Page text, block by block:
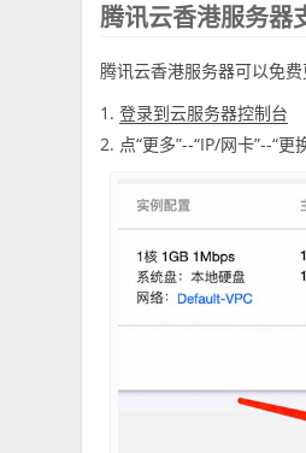
腾讯云香港服务器
腾讯云香港服务器可以免
1.登录到云服务器控制台
2. 点“更多”--“IP/网卡”--“更